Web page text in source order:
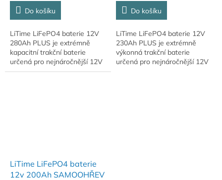
Do košíku
LiTime LiFePO4 baterie 12V
280Ah PLUS je extrémně
kapacitní trakční baterie
určená pro nejnáročnější 12V
aplikace, kde je požadována
Do košíku
LiTime LiFePO4 baterie 12V
230Ah PLUS je extrémně
výkonná trakční baterie
určená pro nejnáročnější 12V
LiTime LiFePO4 baterie
12v 200Ah SAMOOHŘEV